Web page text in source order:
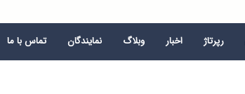
رپرتاژ اخبار وبلاگ نمایندگان تماس با ما